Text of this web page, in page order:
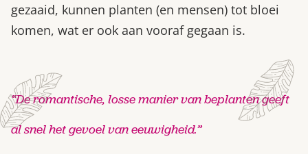
gezaaid, kunnen planten (en mensen) tot bloei
komen, wat er ook aan vooraf gegaan is.
“De romantische, losse manier van beplanten geeft
al snel het gevoel van eeuwigheid.”